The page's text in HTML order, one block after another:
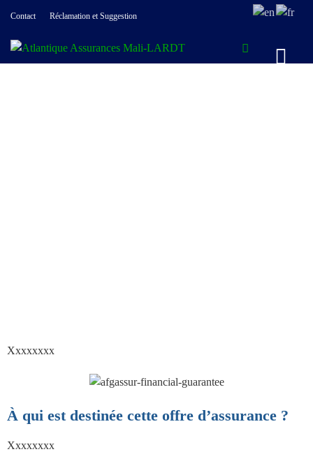
Contact Réclamation et Suggestion
Xxxxxxxx
À qui est destinée cette offre d’assurance ?
Xxxxxxxx